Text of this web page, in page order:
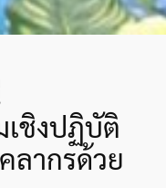
เชิงปฏิบัติ
ลากรด้วย